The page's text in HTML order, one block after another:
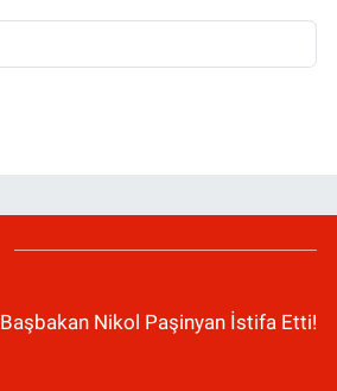
Başbakan Nikol Paşinyan İstifa Etti!